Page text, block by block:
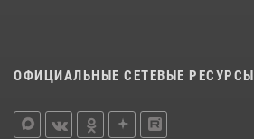
ОФИЦИАЛЬНЫЕ СЕТЕВЫЕ РЕСУРСЫ